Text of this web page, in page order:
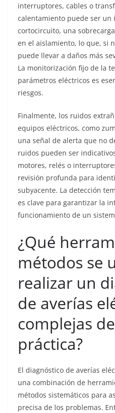
interruptores, cables o
calentamiento puede ser un
cortocircuito, una
en el aislamiento, lo que, si
puede llevar a daños más
La monitorización fijo de la
parámetros eléctricos es
riesgos.
Finalmente, los ruidos
equipos eléctricos, como
una señal de alerta que no
ruidos pueden ser
motores, relés o
revisión profunda para
subyacente. La detección
es clave para garantizar la
funcionamiento de un
¿Qué
métodos se
realizar un
de averías
complejas
práctica?
El diagnóstico de averías
una combinación de
métodos sistemáticos para
precisa de los problemas.